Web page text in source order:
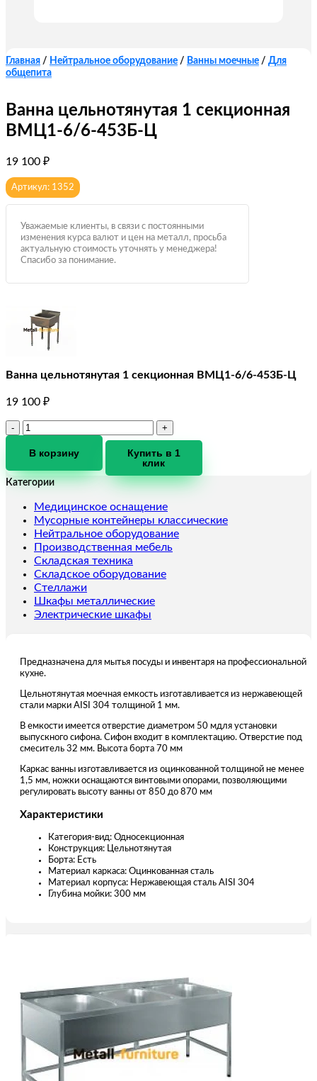
Главная / Нейтральное оборудование / Ванны моечные / Для
общепита
Ванна цельнотянутая 1 секционная
ВМЦ1-6/6-453Б-Ц
19 100 ₽
Артикул: 1352
Уважаемые клиенты, в связи с постоянными
изменения курса валют и цен на металл, просьба
актуальную стоимость уточнять у менеджера!
Спасибо за понимание.
Ванна цельнотянутая 1 секционная ВМЦ1-6/6-453Б-Ц
19 100 ₽
Количество
Ванна
1
ВМЦ1-
6/6-
453Б-
Ц
В корзину
Купить в 1
клик
Категории
Медицинское оснащение
Мусорные контейнеры классические
Нейтральное оборудование
Производственная мебель
Складская техника
Складское оборудование
Стеллажи
Шкафы металлические
Электрические шкафы
Предназначена для мытья посуды и инвентаря на профессиональной
кухне.
Цельнотянутая моечная емкость изготавливается из нержавеющей
стали марки AISI 304 толщиной 1 мм.
В емкости имеется отверстие диаметром 50 мдля установки
выпускного сифона. Сифон входит в комплектацию. Отверстие под
смеситель 32 мм. Высота борта 70 мм
Каркас ванны изготавливается из оцинкованной толщиной не менее
1,5 мм, ножки оснащаются винтовыми опорами, позволяющими
регулировать высоту ванны от 850 до 870 мм
Характеристики
Категория-вид: Односекционная
Конструкция: Цельнотянутая
Борта: Есть
Материал каркаса: Оцинкованная сталь
Материал корпуса: Нержавеющая сталь AISI 304
Глубина мойки: 300 мм